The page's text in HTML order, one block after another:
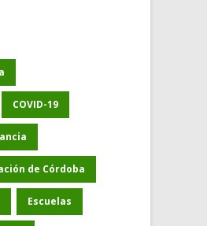
COVID-19
de Córdoba
Escuelas